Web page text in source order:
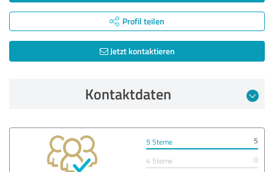
Profil teilen
Jetzt kontaktieren
Kontaktdaten
5 Sterne
5
4 Sterne
0